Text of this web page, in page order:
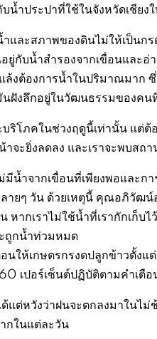
ประปาที่ใช้ในจังหวัดเชียงใ
และสภาพของดินไม่ให้เป็นก
กับน้ำสำรองจากเขื่อนและอ่
งต้องการน้ำในปริมาณมาก
นฝังลึกอยู่ในวัฒนธรรมของคน
โภคในช่วงฤดูนี้เท่านั้น แต่ต้
จะยิ่งลดลง และเราจะพบสถ
น้ำจากเขื่อนที่เพียงพอและก
ายๆ วัน ด้วยเหตุนี้ คุณอภิวัฒน์
ากเราไม่ใช้น้ำที่เรากักเก็บไ
ถูกน้ำท่วมหมด
ให้เกษตรกรงดปลูกข้าวตั้งแ
เปอร์เซ็นต์ปฏิบัติตามคำเตือ
แต่หวังว่าฝนจะตกลงมาในไม่
กในแต่ละวัน